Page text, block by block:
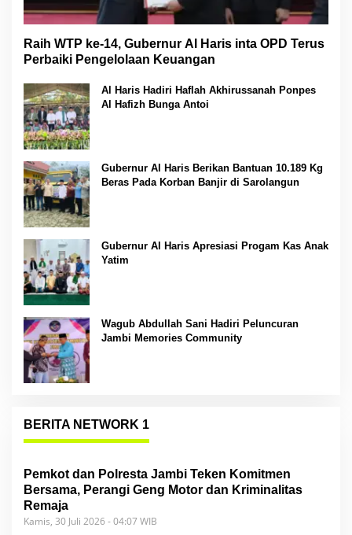
Raih WTP ke-14, Gubernur Al Haris inta OPD Terus
Perbaiki Pengelolaan Keuangan
Al Haris Hadiri Haflah Akhirussanah Ponpes
Al Hafizh Bunga Antoi
Gubernur Al Haris Berikan Bantuan 10.189 Kg
Beras Pada Korban Banjir di Sarolangun
Gubernur Al Haris Apresiasi Progam Kas Anak
Yatim
Wagub Abdullah Sani Hadiri Peluncuran
Jambi Memories Community
BERITA NETWORK 1
Pemkot dan Polresta Jambi Teken Komitmen
Bersama, Perangi Geng Motor dan Kriminalitas
Remaja
Kamis, 30 Juli 2026 - 04:07 WIB